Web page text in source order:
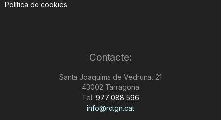
Política de cookies
Contacte:
Santa Joaquima de Vedruna, 21
43002 Tarragona
Tel: 977 088 596
info@rctgn.cat